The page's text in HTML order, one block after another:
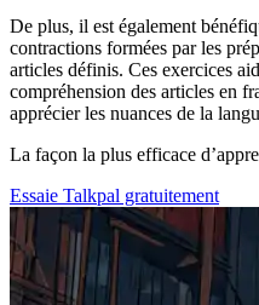
De plus, il est également
contractions formées par les
articles définis. Ces exercices
compréhension des articles en
apprécier les nuances de la
La façon la plus efficace
Essaie Talkpal gratuitement